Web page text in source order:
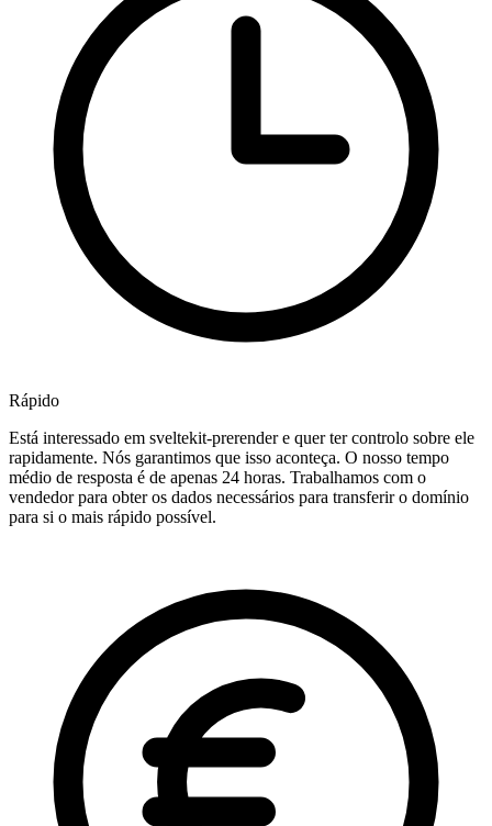
Rápido
Está interessado em sveltekit-prerender e quer ter controlo sobre ele
rapidamente. Nós garantimos que isso aconteça. O nosso tempo
médio de resposta é de apenas 24 horas. Trabalhamos com o
vendedor para obter os dados necessários para transferir o domínio
para si o mais rápido possível.